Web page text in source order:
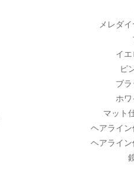
メレダ
イ
ピ
ブ
ホ
マット
ヘアライン
ヘアライン